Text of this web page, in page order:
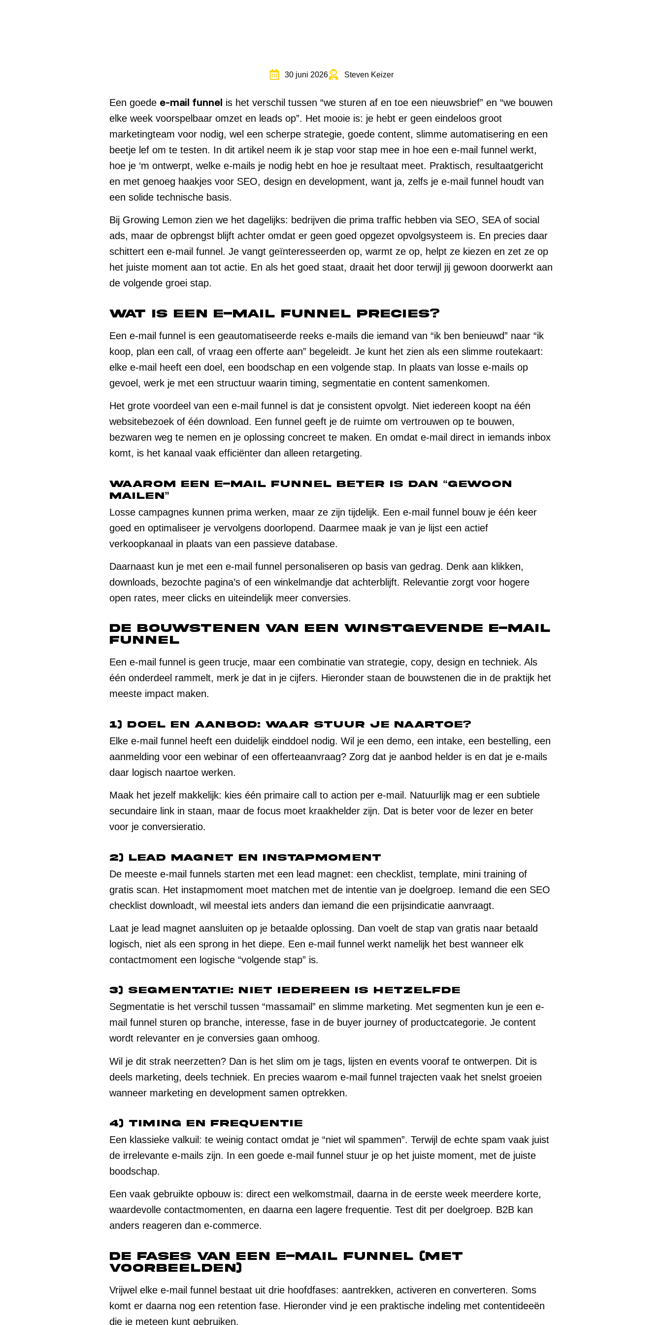
30 juni 2026 Steven Keizer
Een goede e-mail funnel is het verschil tussen “we sturen af en toe een nieuwsbrief” en “we bouwen
elke week voorspelbaar omzet en leads op”. Het mooie is: je hebt er geen eindeloos groot
marketingteam voor nodig, wel een scherpe strategie, goede content, slimme automatisering en een
beetje lef om te testen. In dit artikel neem ik je stap voor stap mee in hoe een e-mail funnel werkt,
hoe je ‘m ontwerpt, welke e-mails je nodig hebt en hoe je resultaat meet. Praktisch, resultaatgericht
en met genoeg haakjes voor SEO, design en development, want ja, zelfs je e-mail funnel houdt van
een solide technische basis.
Bij Growing Lemon zien we het dagelijks: bedrijven die prima traffic hebben via SEO, SEA of social
ads, maar de opbrengst blijft achter omdat er geen goed opgezet opvolgsysteem is. En precies daar
schittert een e-mail funnel. Je vangt geïnteresseerden op, warmt ze op, helpt ze kiezen en zet ze op
het juiste moment aan tot actie. En als het goed staat, draait het door terwijl jij gewoon doorwerkt aan
de volgende groei stap.
Wat is een e-mail funnel precies?
Een e-mail funnel is een geautomatiseerde reeks e-mails die iemand van “ik ben benieuwd” naar “ik
koop, plan een call, of vraag een offerte aan” begeleidt. Je kunt het zien als een slimme routekaart:
elke e-mail heeft een doel, een boodschap en een volgende stap. In plaats van losse e-mails op
gevoel, werk je met een structuur waarin timing, segmentatie en content samenkomen.
Het grote voordeel van een e-mail funnel is dat je consistent opvolgt. Niet iedereen koopt na één
websitebezoek of één download. Een funnel geeft je de ruimte om vertrouwen op te bouwen,
bezwaren weg te nemen en je oplossing concreet te maken. En omdat e-mail direct in iemands inbox
komt, is het kanaal vaak efficiënter dan alleen retargeting.
Waarom een e-mail funnel beter is dan “gewoon
mailen”
Losse campagnes kunnen prima werken, maar ze zijn tijdelijk. Een e-mail funnel bouw je één keer
goed en optimaliseer je vervolgens doorlopend. Daarmee maak je van je lijst een actief
verkoopkanaal in plaats van een passieve database.
Daarnaast kun je met een e-mail funnel personaliseren op basis van gedrag. Denk aan klikken,
downloads, bezochte pagina’s of een winkelmandje dat achterblijft. Relevantie zorgt voor hogere
open rates, meer clicks en uiteindelijk meer conversies.
De bouwstenen van een winstgevende e-mail
funnel
Een e-mail funnel is geen trucje, maar een combinatie van strategie, copy, design en techniek. Als
één onderdeel rammelt, merk je dat in je cijfers. Hieronder staan de bouwstenen die in de praktijk het
meeste impact maken.
1) Doel en aanbod: waar stuur je naartoe?
Elke e-mail funnel heeft een duidelijk einddoel nodig. Wil je een demo, een intake, een bestelling, een
aanmelding voor een webinar of een offerteaanvraag? Zorg dat je aanbod helder is en dat je e-mails
daar logisch naartoe werken.
Maak het jezelf makkelijk: kies één primaire call to action per e-mail. Natuurlijk mag er een subtiele
secundaire link in staan, maar de focus moet kraakhelder zijn. Dat is beter voor de lezer en beter
voor je conversieratio.
2) Lead magnet en instapmoment
De meeste e-mail funnels starten met een lead magnet: een checklist, template, mini training of
gratis scan. Het instapmoment moet matchen met de intentie van je doelgroep. Iemand die een SEO
checklist downloadt, wil meestal iets anders dan iemand die een prijsindicatie aanvraagt.
Laat je lead magnet aansluiten op je betaalde oplossing. Dan voelt de stap van gratis naar betaald
logisch, niet als een sprong in het diepe. Een e-mail funnel werkt namelijk het best wanneer elk
contactmoment een logische “volgende stap” is.
3) Segmentatie: niet iedereen is hetzelfde
Segmentatie is het verschil tussen “massamail” en slimme marketing. Met segmenten kun je een e-
mail funnel sturen op branche, interesse, fase in de buyer journey of productcategorie. Je content
wordt relevanter en je conversies gaan omhoog.
Wil je dit strak neerzetten? Dan is het slim om je tags, lijsten en events vooraf te ontwerpen. Dit is
deels marketing, deels techniek. En precies waarom e-mail funnel trajecten vaak het snelst groeien
wanneer marketing en development samen optrekken.
4) Timing en frequentie
Een klassieke valkuil: te weinig contact omdat je “niet wil spammen”. Terwijl de echte spam vaak juist
de irrelevante e-mails zijn. In een goede e-mail funnel stuur je op het juiste moment, met de juiste
boodschap.
Een vaak gebruikte opbouw is: direct een welkomstmail, daarna in de eerste week meerdere korte,
waardevolle contactmomenten, en daarna een lagere frequentie. Test dit per doelgroep. B2B kan
anders reageren dan e-commerce.
De fases van een e-mail funnel (met
voorbeelden)
Vrijwel elke e-mail funnel bestaat uit drie hoofdfases: aantrekken, activeren en converteren. Soms
komt er daarna nog een retention fase. Hieronder vind je een praktische indeling met contentideeën
die je meteen kunt gebruiken.